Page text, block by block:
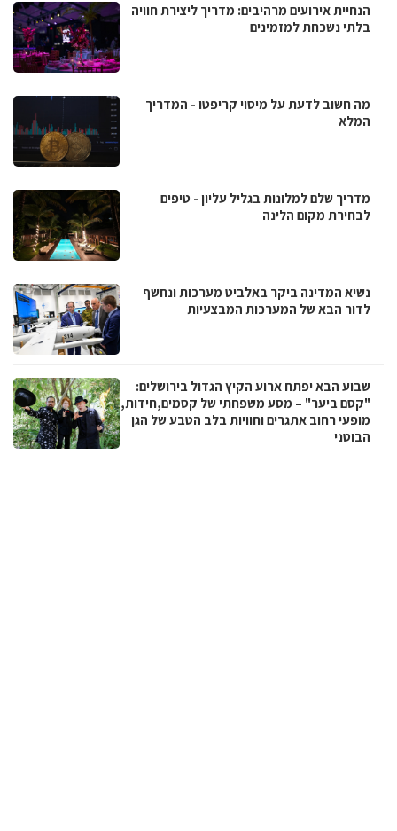
הנחיית אירועים מרהיבים: מדריך ליצירת חוויה
בלתי נשכחת למזמינים
מה חשוב לדעת על מיסוי קריפטו - המדריך
המלא
מדריך שלם למלונות בגליל עליון - טיפים
לבחירת מקום הלינה
נשיא המדינה ביקר באלביט מערכות ונחשף
לדור הבא של המערכות המבצעיות
שבוע הבא יפתח ארוע הקיץ הגדול בירושלים:
"קסם ביער" – מסע משפחתי של קסמים,חידות,
מופעי רחוב אתגרים וחוויות בלב הטבע של הגן
הבוטני